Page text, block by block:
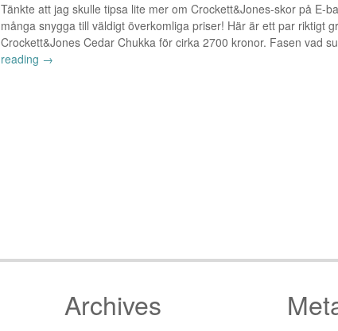
Tänkte att jag skulle tipsa lite mer om Crockett&Jones-skor på E-
många snygga till väldigt överkomliga priser! Här är ett par riktigt
Crockett&Jones Cedar Chukka för cirka 2700 kronor. Fasen vad
reading →
Archives